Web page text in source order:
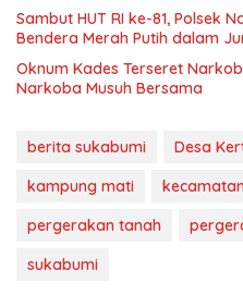
Sambut HUT RI ke-81, Polsek
Bendera Merah Putih dalam
Oknum Kades Terseret
Narkoba Musuh Bersama
berita sukabumi
Desa
kampung mati
pergerakan tanah
sukabumi